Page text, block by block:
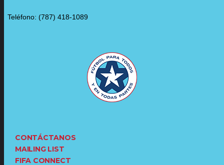
Teléfono: (787) 418-1089
CONTÁCTANOS
MAILING LIST
FIFA CONNECT